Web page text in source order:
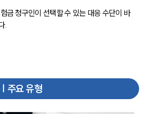
금 청구인이 선택할 수 있는 대응 수단이 바
.
주요 유형